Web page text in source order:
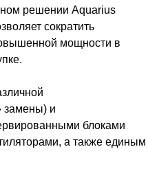
решении Aquarius
сократить
мощности в
замены) и
блоками
а также единым